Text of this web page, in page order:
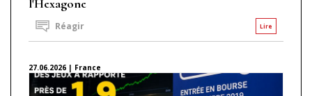
l'Hexagone
Lire
Réagir
27.06.2026 | France